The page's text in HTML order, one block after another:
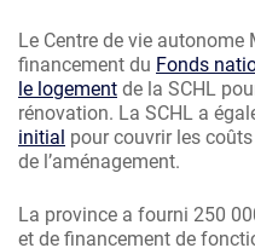
Le Centre de vie autonome
financement du Fonds
le logement de la SCHL
rénovation. La SCHL a
initial pour couvrir les
de l’aménagement.
La province a fourni 250
et de financement de